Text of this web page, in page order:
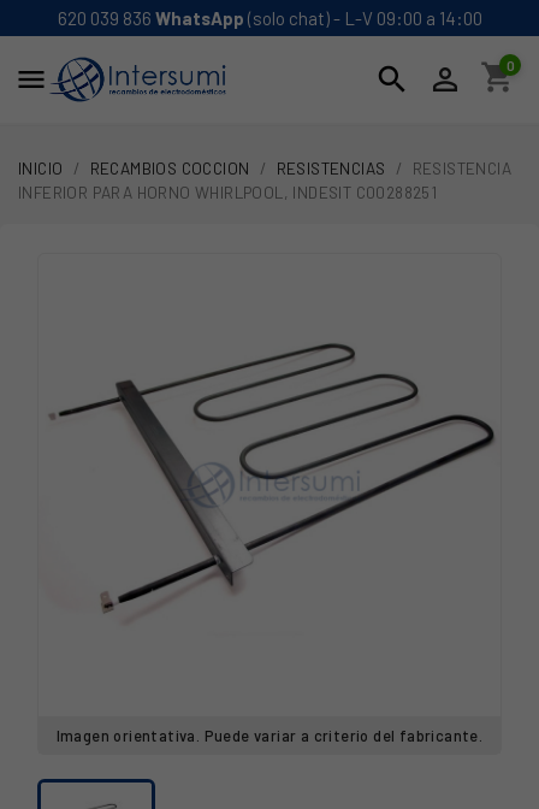
620 039 836 WhatsApp (solo chat) - L-V 09:00 a 14:00
 search  shopping_cart
0
INICIO RECAMBIOS COCCION RESISTENCIAS
RESISTENCIA
INFERIOR PARA HORNO WHIRLPOOL, INDESIT C00288251
Imagen orientativa. Puede variar a criterio del fabricante.